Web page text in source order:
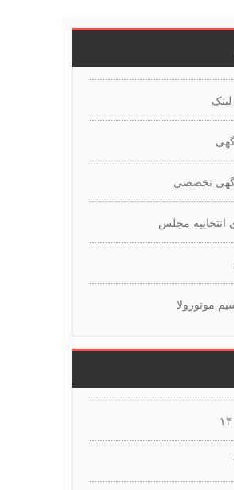
آگهی تخصصی
انتخابیه مجلس
موتورولا